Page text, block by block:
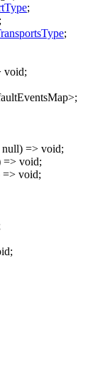
;
;
;
void;
>;
null) => void;
=> void;
=> void;
;